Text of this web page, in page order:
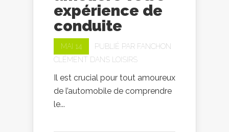
expérience de
conduite
MAI 14 PUBLIÉ PAR FANCHON
CLÉMENT DANS LOISIRS
Il est crucial pour tout amoureux
de l’automobile de comprendre
le...